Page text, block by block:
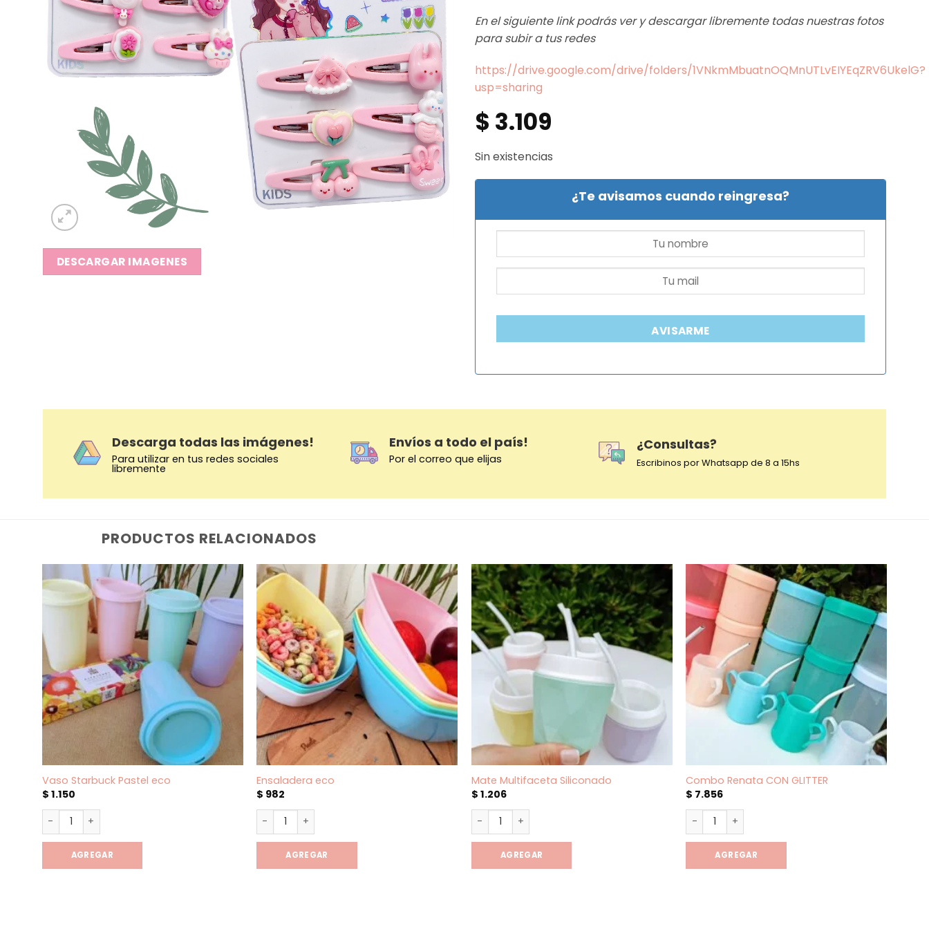
DESCARGAR IMAGENES
En el siguiente link podrás ver y descargar libremente todas nuestras fotos
para subir a tus redes
https://drive.google.com/drive/folders/1VNkmMbuatnOQMnUTLvEIYEqZRV6UkelG?
usp=sharing
$ 3.109
Sin existencias
¿Te avisamos cuando reingresa?
AVISARME
Descarga todas las imágenes!
Para utilizar en tus redes sociales
libremente
Envíos a todo el país!
Por el correo que elijas
¿Consultas?
Escribinos por Whatsapp de 8 a 15hs
PRODUCTOS RELACIONADOS
Vaso Starbuck Pastel eco
$ 1.150
Vaso Starbuck Pastel eco cantidad
AGREGAR
Ensaladera eco
$ 982
Ensaladera eco cantidad
AGREGAR
Mate Multifaceta Siliconado
$ 1.206
Mate Multifaceta Siliconado cantidad
AGREGAR
Combo Renata CON GLITTER
$ 7.856
Combo Renata CON GLITTER cantidad
AGREGAR